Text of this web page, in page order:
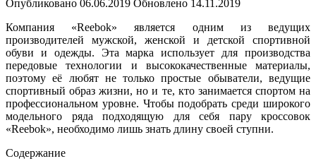
Опубликовано 06.06.2019 Обновлено 14.11.2019
Компания «Reebok» является одним из ведущих
производителей мужской, женской и детской спортивной
обуви и одежды. Эта марка использует для производства
передовые технологии и высококачественные материалы,
поэтому её любят не только простые обыватели, ведущие
спортивный образ жизни, но и те, кто занимается спортом на
профессиональном уровне. Чтобы подобрать среди широкого
модельного ряда подходящую для себя пару кроссовок
«Reebok», необходимо лишь знать длину своей ступни.
Содержание